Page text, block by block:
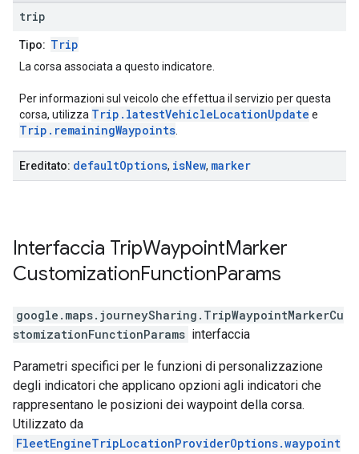
trip
Tipo: Trip
La corsa associata a questo indicatore.
Per informazioni sul veicolo che effettua il servizio per questa
corsa, utilizza Trip.latestVehicleLocationUpdate e
Trip.remainingWaypoints.
Ereditato: defaultOptions, isNew, marker
Interfaccia TripWaypointMarker
CustomizationFunctionParams
google.maps.journeySharing . TripWaypointMarkerCu
stomizationFunctionParams interfaccia
Parametri specifici per le funzioni di personalizzazione
degli indicatori che applicano opzioni agli indicatori che
rappresentano le posizioni dei waypoint della corsa.
Utilizzato da
FleetEngineTripLocationProviderOptions.waypoint